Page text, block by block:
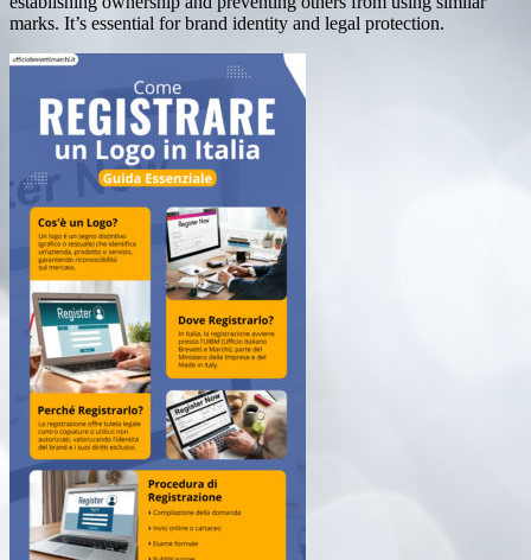
marks. It’s essential for brand identity and legal protection.